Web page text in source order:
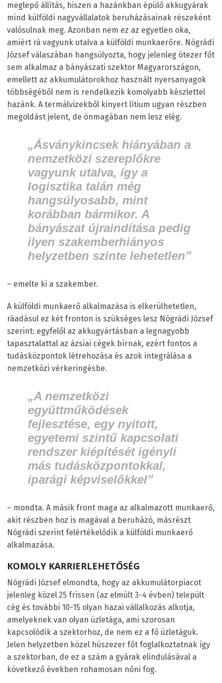
meglepő állítás, hiszen a hazánkban épülő akkugyárak
mind külföldi nagyvállalatok beruházásainak részeként
valósulnak meg. Azonban nem ez az egyetlen oka,
amiért rá vagyunk utalva a külföldi munkaerőre. Nógrádi
József válaszában hangsúlyozta, hogy jelenleg ötezer főt
sem alkalmaz a bányászati szektor Magyarországon,
emellett az akkumulátorokhoz használt nyersanyagok
többségéből nem is rendelkezik komolyabb készlettel
hazánk. A termálvizekből kinyert lítium ugyan részben
megoldást jelent, de önmagában nem lesz elég.
„Ásványkincsek hiányában a
nemzetközi szereplőkre
vagyunk utalva, így a
logisztika talán még
hangsúlyosabb, mint
korábban bármikor. A
bányászat újraindítása pedig
ilyen szakemberhiányos
helyzetben szinte lehetetlen”
– emelte ki a szakember.
A külföldi munkaerő alkalmazása is elkerülhetetlen,
ráadásul ez két fronton is szükséges lesz Nógrádi József
szerint: egyfelől az akkugyártásban a legnagyobb
tapasztalattal az ázsiai cégek bírnak, ezért fontos a
tudásközpontok létrehozása és azok integrálása a
nemzetközi vérkeringésbe.
„A nemzetközi
együttműködések
fejlesztése, egy nyitott,
egyetemi szintű kapcsolati
rendszer kiépítését igényli
más tudásközpontokkal,
iparági képviselőkkel”
– mondta. A másik front maga az alkalmazott munkaerő,
akit részben hoz is magával a beruházó, másrészt
Nógrádi szerint felértékelődik a külföldi munkaerő
alkalmazása.
KOMOLY KARRIERLEHETŐSÉG
Nógrádi József elmondta, hogy az akkumulátorpiacot
jelenleg közel 25 frissen (az elmúlt 3-4 évben) települt
cég és további 10-15 olyan hazai vállalkozás alkotja,
amelyeknek van olyan üzletága, ami szorosan
kapcsolódik a szektorhoz, de nem ez a fő üzletáguk.
Jelen helyzetben közel húszezer főt foglalkoztatnak így
a szektorban, de ez a szám a gyárak elindulásával a
következő években rohamosan nőni fog.